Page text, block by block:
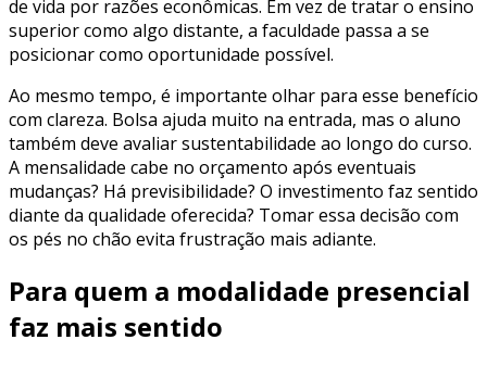
de vida por razões econômicas. Em vez de tratar o ensino
superior como algo distante, a faculdade passa a se
posicionar como oportunidade possível.
Ao mesmo tempo, é importante olhar para esse benefício
com clareza. Bolsa ajuda muito na entrada, mas o aluno
também deve avaliar sustentabilidade ao longo do curso.
A mensalidade cabe no orçamento após eventuais
mudanças? Há previsibilidade? O investimento faz sentido
diante da qualidade oferecida? Tomar essa decisão com
os pés no chão evita frustração mais adiante.
Para quem a modalidade presencial
faz mais sentido